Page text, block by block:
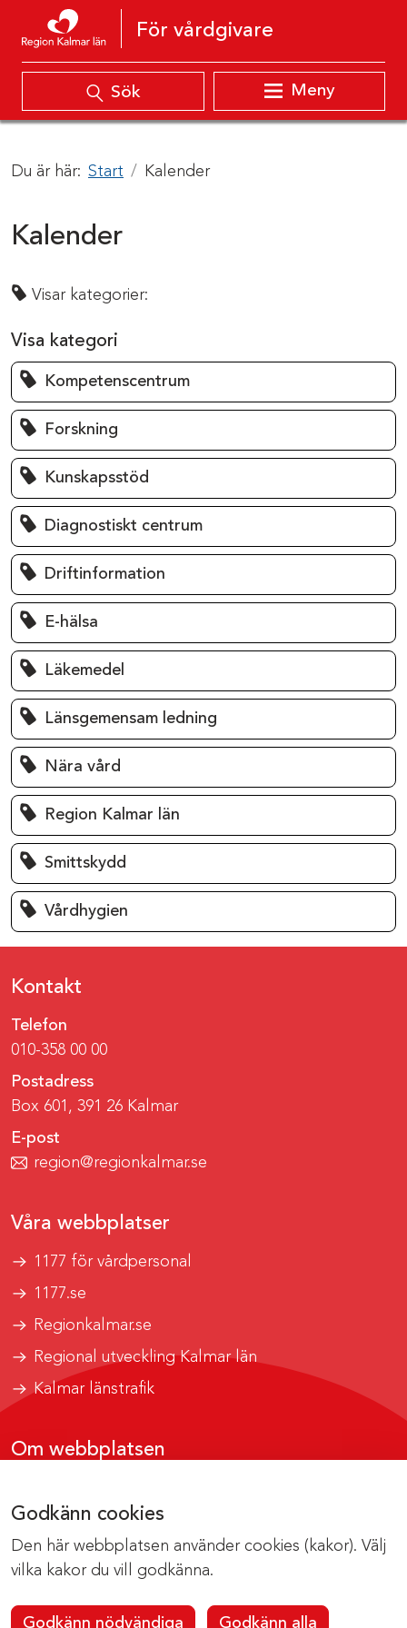
Godkänn cookies
Den här webbplatsen använder cookies (kakor). Välj
vilka kakor du vill godkänna.
Godkänn nödvändiga Godkänn alla
Hoppa till innehåll
För vårdgivare
Sök Meny
Du är här: Start Kalender
Kalender
Visar kategorier:
Visa kategori
Kompetenscentrum
Forskning
Kunskapsstöd
Diagnostiskt centrum
Driftinformation
E-hälsa
Läkemedel
Länsgemensam ledning
Nära vård
Region Kalmar län
Smittskydd
Vårdhygien
Kontakt
Telefon
010-358 00 00
Postadress
Box 601, 391 26 Kalmar
E-post
region@regionkalmar.se
Våra webbplatser
1177 för vårdpersonal
1177.se
Regionkalmar.se
Regional utveckling Kalmar län
Kalmar länstrafik
Om webbplatsen
Om cookies
Kontakta webbredaktionen